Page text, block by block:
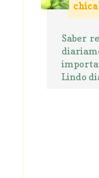
chica
Saber
Lindo